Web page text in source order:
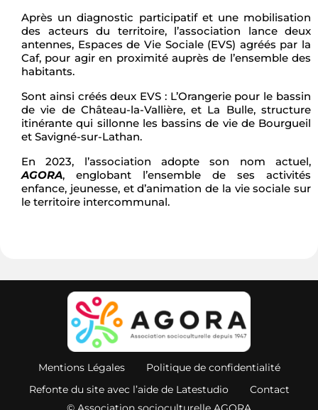
Après un diagnostic participatif et une mobilisation
des acteurs du territoire, l’association lance deux
antennes, Espaces de Vie Sociale (EVS) agréés par la
Caf, pour agir en proximité auprès de l’ensemble des
habitants.
Sont ainsi créés deux EVS : L’Orangerie pour le bassin
de vie de Château-la-Vallière, et La Bulle, structure
itinérante qui sillonne les bassins de vie de Bourgueil
et Savigné-sur-Lathan.
En 2023, l’association adopte son nom actuel,
AGORA, englobant l’ensemble de ses activités
enfance, jeunesse, et d’animation de la vie sociale sur
le territoire intercommunal.
Mentions Légales
Politique de confidentialité
Refonte du site avec l’aide de Latestudio
Contact